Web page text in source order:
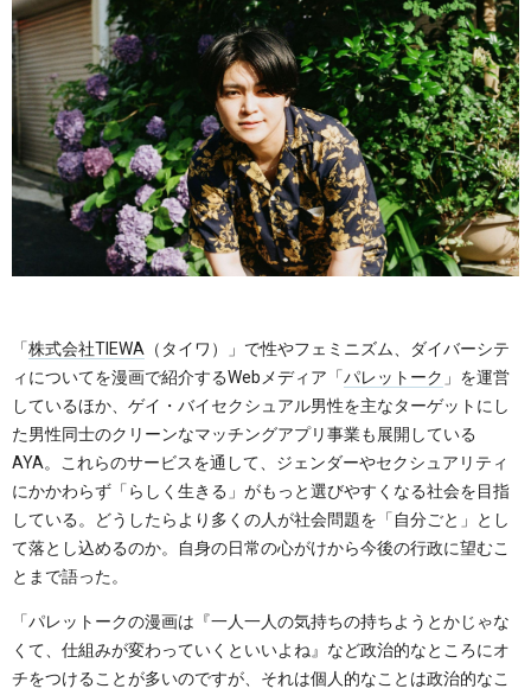
「株式会社TIEWA （タイワ）」で性やフェミニズム、ダイバーシテ
ィについてを漫画で紹介するWebメディア「パレットーク 」を運営
しているほか、ゲイ・バイセクシュアル男性を主なターゲットにし
た男性同士のクリーンなマッチングアプリ事業も展開している
AYA。これらのサービスを通して、ジェンダーやセクシュアリティ
にかかわらず「らしく生きる」がもっと選びやすくなる社会を目指
している。どうしたらより多くの人が社会問題を「自分ごと」とし
て落とし込めるのか。自身の日常の心がけから今後の行政に望むこ
とまで語った。
「パレットークの漫画は『一人一人の気持ちの持ちようとかじゃな
くて、仕組みが変わっていくといいよね』など政治的なところにオ
チをつけることが多いのですが、それは個人的なことは政治的なこ